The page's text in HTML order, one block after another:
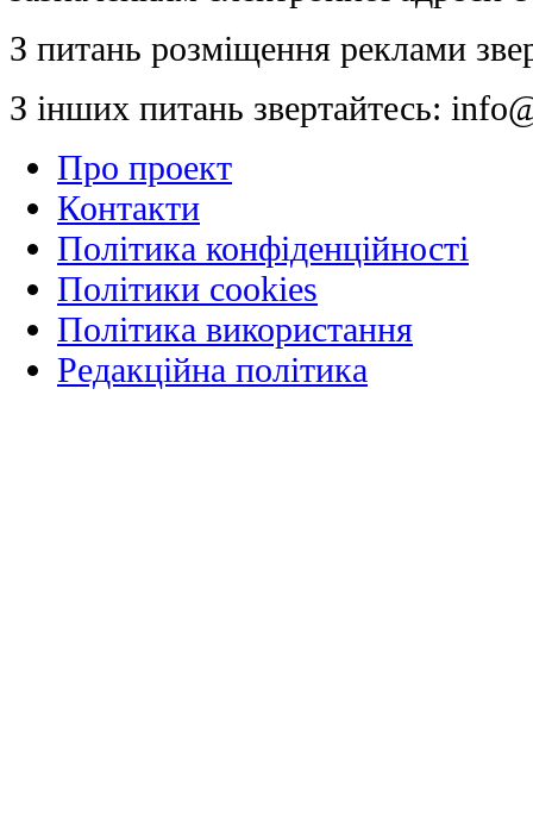
З питань розміщення реклами
З інших питань звертайтесь:
Про проект
Контакти
Політика конфіденційності
Політики cookies
Політика використання
Редакційна політика